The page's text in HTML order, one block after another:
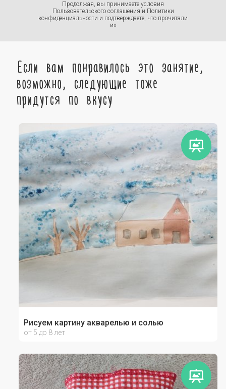
Продолжая, вы принимаете условия
Пользовательского соглашения и Политики
конфиденциальности и подтверждаете, что прочитали
их
Если вам понравилось это занятие,
возможно, следующие тоже
придутся по вкусу
Рисуем картину акварелью и солью
от 5 до 8 лет